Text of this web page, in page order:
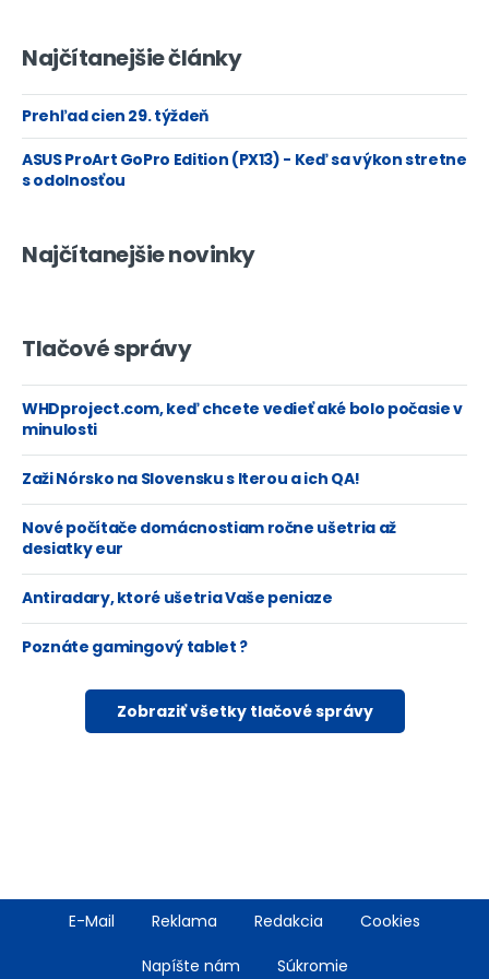
Najčítanejšie články
Prehľad cien 29. týždeň
ASUS ProArt GoPro Edition (PX13) - Keď sa výkon stretne
s odolnosťou
Najčítanejšie novinky
Tlačové správy
WHDproject.com, keď chcete vedieť aké bolo počasie v
minulosti
Zaži Nórsko na Slovensku s Iterou a ich QA!
Nové počítače domácnostiam ročne ušetria až
desiatky eur
Antiradary, ktoré ušetria Vaše peniaze
Poznáte gamingový tablet ?
Zobraziť všetky tlačové správy
FooterE-Mail Reklama Redakcia Cookies
Napíšte nám Súkromie